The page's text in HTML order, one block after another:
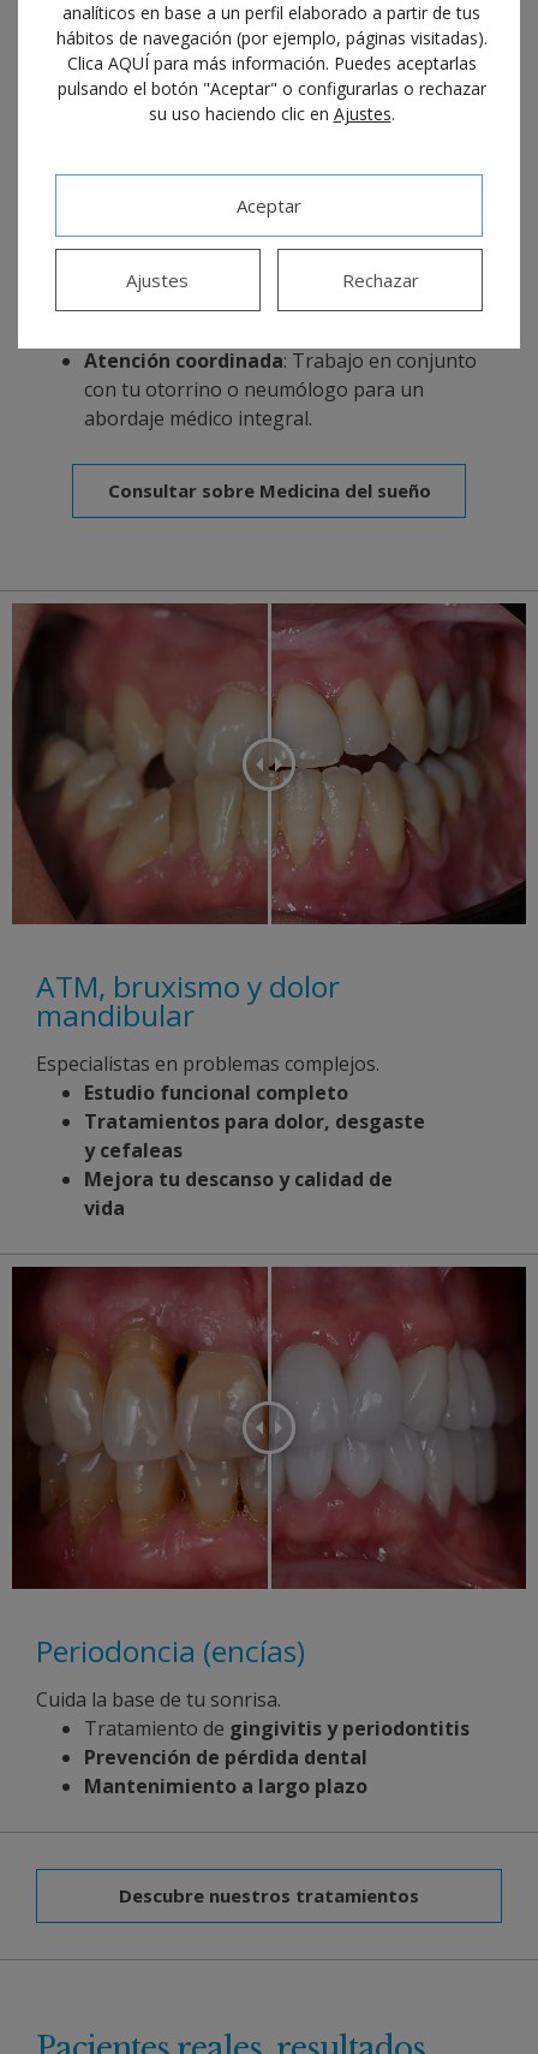
Medicina Dental del Sueño (Apnea
y Ronquido)
Vuelve a descansar bien y protege tu salud
Prótesis intraorales hechas a medida,
cómodas y discretas.
Tratamiento de ronquidos y apnea del
Atención coordinada: Trabajo en conjunto
con tu otorrino o neumólogo para un
abordaje médico integral.
Consultar sobre Medicina del sueño
ATM, bruxismo y dolor
mandibular
Especialistas en problemas complejos.
Estudio funcional completo
Tratamientos para dolor, desgaste
y cefaleas
Mejora tu descanso y calidad de
vida
Periodoncia (encías)
Cuida la base de tu sonrisa.
Tratamiento de gingivitis y periodontitis
Prevención de pérdida dental
Mantenimiento a largo plazo
Descubre nuestros tratamientos
analíticos en base a un perfil elaborado a partir de tus
hábitos de navegación (por ejemplo, páginas visitadas).
Clica AQUÍ para más información. Puedes aceptarlas
pulsando el botón "Aceptar" o configurarlas o rechazar
su uso haciendo clic en Ajustes.
Aceptar
Rechazar
Ajustes